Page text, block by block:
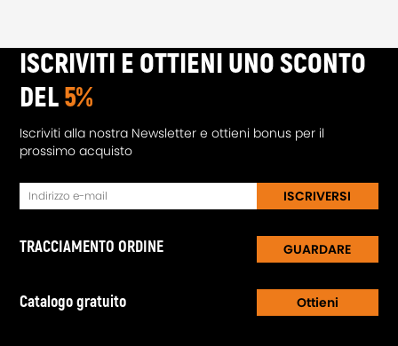
ISCRIVITI E OTTIENI UNO SCONTO
DEL5%
Iscriviti alla nostra Newsletter e ottieni bonus per il
prossimo acquisto
ISCRIVERSI
TRACCIAMENTO ORDINE GUARDARE
Catalogo gratuito Ottieni